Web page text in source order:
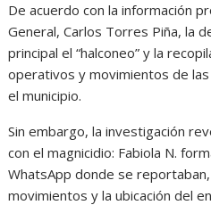
De acuerdo con la información
General, Carlos Torres Piña, la
principal el “halconeo” y la
operativos y movimientos de
el municipio.
Sin embargo, la investigación
con el magnicidio: Fabiola N.
WhatsApp donde se
movimientos y la ubicación del